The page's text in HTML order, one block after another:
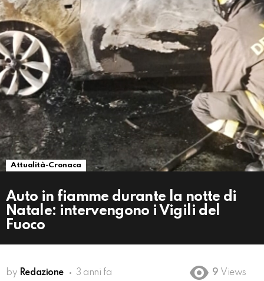
Attualità-Cronaca
Auto in fiamme durante la notte di
Natale: intervengono i Vigili del
Fuoco
by Redazione 3 anni fa 9 Views